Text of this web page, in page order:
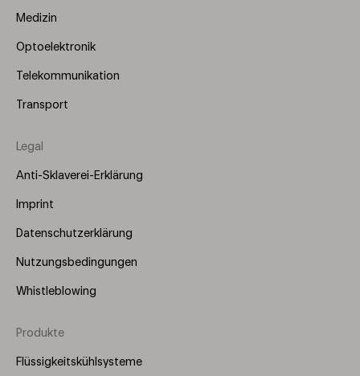
Medizin
Optoelektronik
Telekommunikation
Transport
Legal
Anti-Sklaverei-Erklärung
Imprint
Datenschutzerklärung
Nutzungsbedingungen
Whistleblowing
Footer
Menu
Produkte
Flüssigkeitskühlsysteme